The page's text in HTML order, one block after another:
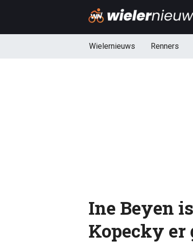
Wielernieuws Renners
Ine Beyen
Kopecky er